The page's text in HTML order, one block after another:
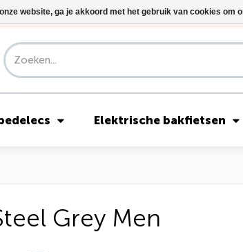
Riese & Müller Nevo5 Silent Core nu
Elektrische bakfietsen
Grey Men
website, ga je akkoord met het gebruik van cookies om